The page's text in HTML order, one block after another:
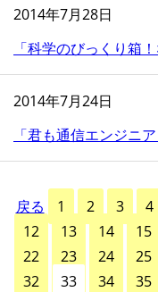
2014年7月28日
「科学のびっくり箱
2014年7月24日
「君も通信エンジニ
戻る 1 2 3 4
12
13 14 15
22
23 24 25
32
33 34 35